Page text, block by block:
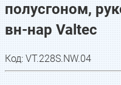
полусгоном,
вн-нар Valtec
Код:VT.228S.NW.04